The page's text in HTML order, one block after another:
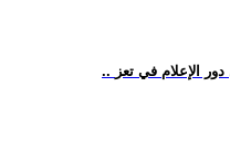
الإعلام في تعز